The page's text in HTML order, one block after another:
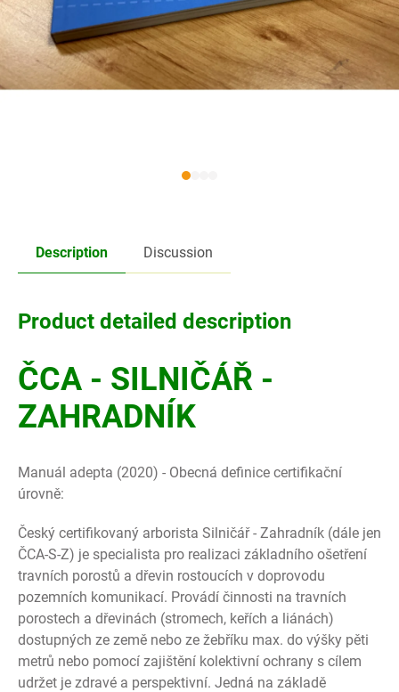
Description Discussion
Product detailed description
ČCA - SILNIČÁŘ -
ZAHRADNÍK
Manuál adepta (2020) - Obecná definice certifikační
úrovně:
Český certifikovaný arborista Silničář - Zahradník (dále jen
ČCA-S-Z) je specialista pro realizaci základního ošetření
travních porostů a dřevin rostoucích v doprovodu
pozemních komunikací. Provádí činnosti na travních
porostech a dřevinách (stromech, keřích a liánách)
dostupných ze země nebo ze žebříku max. do výšky pěti
metrů nebo pomocí zajištění kolektivní ochrany s cílem
udržet je zdravé a perspektivní. Jedná na základě